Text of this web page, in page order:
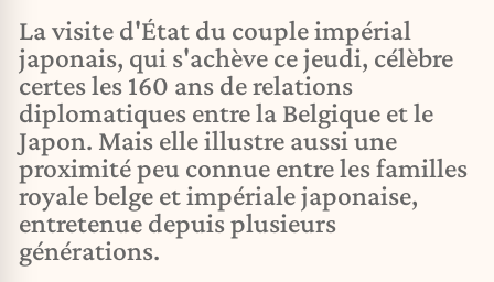
La visite d'État du couple impérial
japonais, qui s'achève ce jeudi, célèbre
certes les 160 ans de relations
diplomatiques entre la Belgique et le
Japon. Mais elle illustre aussi une
proximité peu connue entre les familles
royale belge et impériale japonaise,
entretenue depuis plusieurs
générations.